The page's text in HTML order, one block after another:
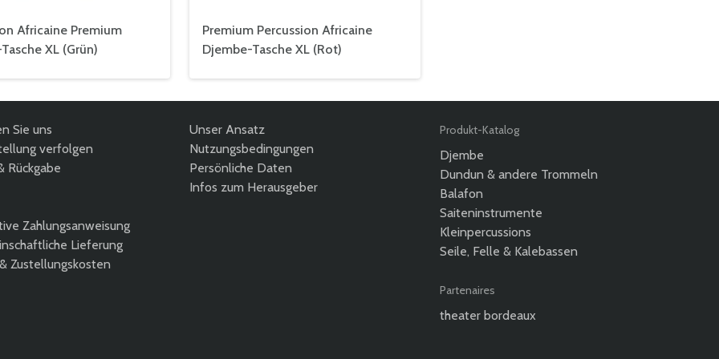
Africaine Premium
XL (Grün)
Premium Percussion Africaine
Djembe-Tasche XL (Rot)
Sie uns
verfolgen
Rückgabe
Zahlungsanweisung
Lieferung
Zustellungskosten
Unser Ansatz
Nutzungsbedingungen
Persönliche Daten
Infos zum Herausgeber
Produkt-Katalog
Djembe
Dundun & andere Trommeln
Balafon
Saiteninstrumente
Kleinpercussions
Seile, Felle & Kalebassen
Partenaires
theater bordeaux